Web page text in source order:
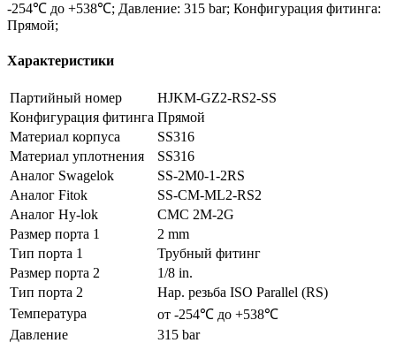
-254℃ до +538℃; Давление: 315 bar; Конфигурация фитинга:
Прямой;
Характеристики
Партийный номер
HJKM-GZ2-RS2-SS
Конфигурация фитинга Прямой
Материал корпуса
SS316
Материал уплотнения
SS316
Аналог Swagelok
SS-2M0-1-2RS
Аналог Fitok
SS-CM-ML2-RS2
Аналог Hy-lok
CMC 2M-2G
Размер порта 1
2 mm
Тип порта 1
Трубный фитинг
Размер порта 2
1/8 in.
Тип порта 2
Нар. резьба ISO Parallel (RS)
Температура
от -254℃ до +538℃
Давление
315 bar